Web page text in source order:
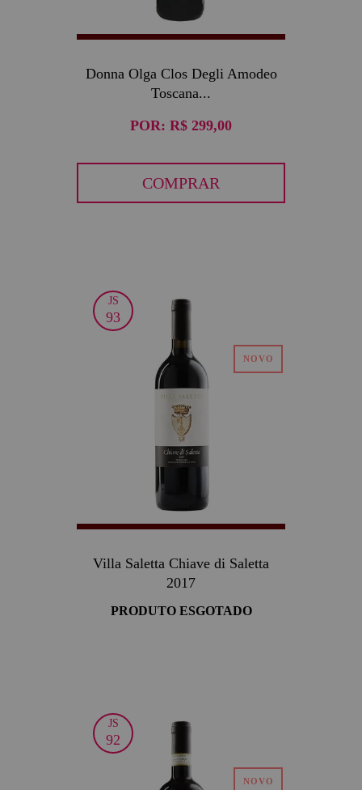
Donna Olga Clos Degli Amodeo
Toscana...
POR: R$ 299,00
COMPRAR
JS
93
Villa Saletta Chiave di Saletta
2017
PRODUTO ESGOTADO
JS
92